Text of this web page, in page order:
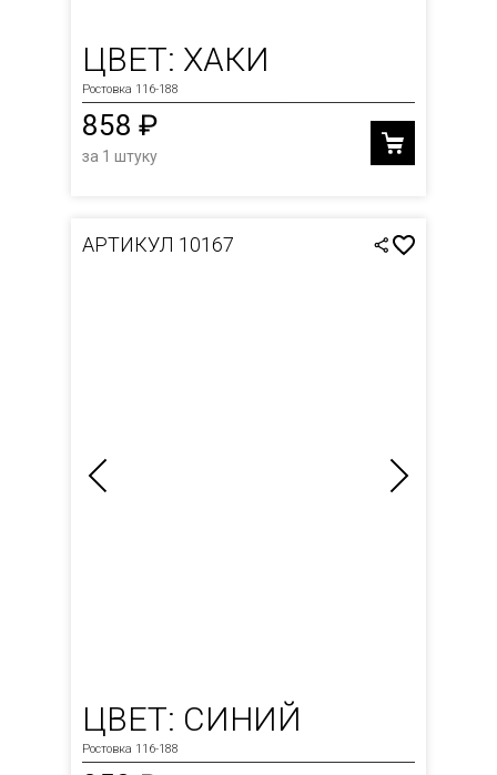
ЦВЕТ: ХАКИ
Ростовка 116-188
858 ₽
за 1 штуку
АРТИКУЛ 10167
ЦВЕТ: СИНИЙ
Ростовка 116-188